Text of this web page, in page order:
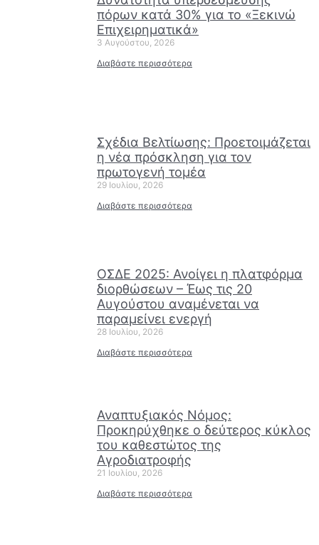
πόρων κατά 30% για το «Ξεκινώ
Επιχειρηματικά»
3 Αυγούστου, 2026
Διαβάστε περισσότερα
Σχέδια Βελτίωσης: Προετοιμάζεται
η νέα πρόσκληση για τον
πρωτογενή τομέα
29 Ιουλίου, 2026
Διαβάστε περισσότερα
ΟΣΔΕ 2025: Ανοίγει η πλατφόρμα
διορθώσεων – Έως τις 20
Αυγούστου αναμένεται να
παραμείνει ενεργή
28 Ιουλίου, 2026
Διαβάστε περισσότερα
Αναπτυξιακός Νόμος:
Προκηρύχθηκε ο δεύτερος κύκλος
του καθεστώτος της
Αγροδιατροφής
21 Ιουλίου, 2026
Διαβάστε περισσότερα